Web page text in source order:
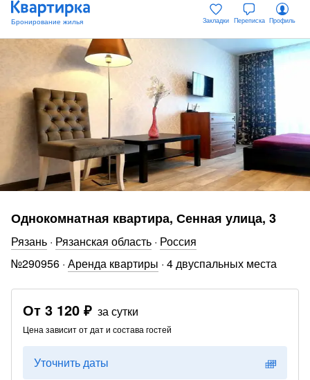
Закладки Переписка Профиль
Однокомнатная квартира, Сенная улица, 3
Рязань · Рязанская область · Россия
№290956 · Аренда квартиры · 4 двуспальных места
От 3 120 ₽ за сутки
Цена зависит от дат и состава гостей
Уточнить даты